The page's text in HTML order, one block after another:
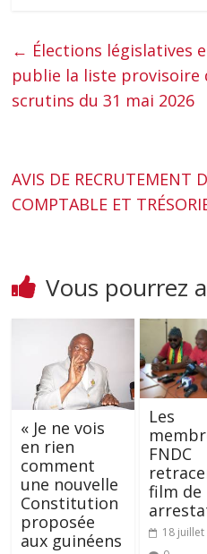
← Élections législatives
publie la liste provisoire
scrutins du 31 mai 2026
AVIS DE RECRUTEMENT
COMPTABLE ET
Vous pourrez
« Je ne vois
en rien
comment
une nouvelle
Constitution
proposée
aux guinéens
Les
FNDC
film de
18 juillet